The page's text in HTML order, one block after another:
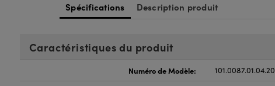
Spécifications Description produit
Caractéristiques du produit
Numéro de Modèle: 101.0087.01.04.20